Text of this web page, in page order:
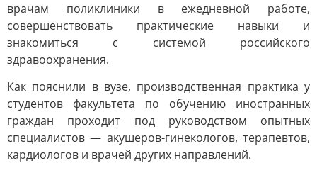
врачам поликлиники в ежедневной работе,
совершенствовать практические навыки и
знакомиться с системой российского
здравоохранения.
Как пояснили в вузе, производственная практика у
студентов факультета по обучению иностранных
граждан проходит под руководством опытных
специалистов — акушеров-гинекологов, терапевтов,
кардиологов и врачей других направлений.